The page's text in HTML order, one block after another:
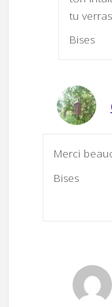
tu
Bises
Merci
Bises